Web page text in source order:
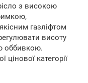
з високою
газліфтом
висоту
оббивкою.
цінової категорії